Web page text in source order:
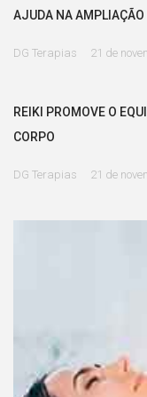
AJUDA NA AMPLIAÇÃO
DG Terapias 21 de
REIKI PROMOVE O
CORPO
DG Terapias 21 de